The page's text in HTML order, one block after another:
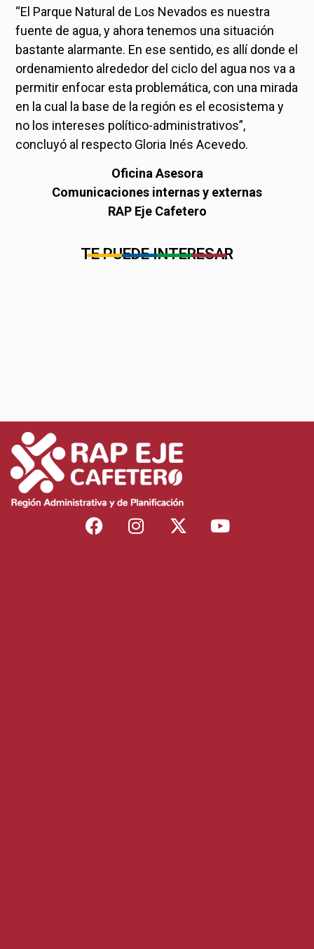
“El Parque Natural de Los Nevados es nuestra
fuente de agua, y ahora tenemos una situación
bastante alarmante. En ese sentido, es allí donde el
ordenamiento alrededor del ciclo del agua nos va a
permitir enfocar esta problemática, con una mirada
en la cual la base de la región es el ecosistema y
no los intereses político-administrativos”,
concluyó al respecto Gloria Inés Acevedo.
Oficina Asesora
Comunicaciones internas y externas
RAP Eje Cafetero
TE PUEDE INTERESAR